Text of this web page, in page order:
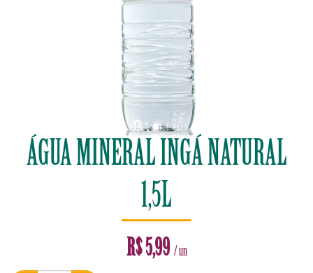
ÁGUA MINERAL INGÁ NATURAL
1,5L
R$5,99 / un